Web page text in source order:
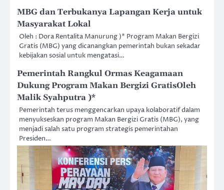
MBG dan Terbukanya Lapangan Kerja untuk
Masyarakat Lokal
Oleh : Dora Rentalita Manurung )* Program Makan Bergizi
Gratis (MBG) yang dicanangkan pemerintah bukan sekadar
kebijakan sosial untuk mengatasi…
Pemerintah Rangkul Ormas Keagamaan
Dukung Program Makan Bergizi GratisOleh
Malik Syahputra )*
Pemerintah terus menggencarkan upaya kolaboratif dalam
menyukseskan program Makan Bergizi Gratis (MBG), yang
menjadi salah satu program strategis pemerintahan
Presiden…